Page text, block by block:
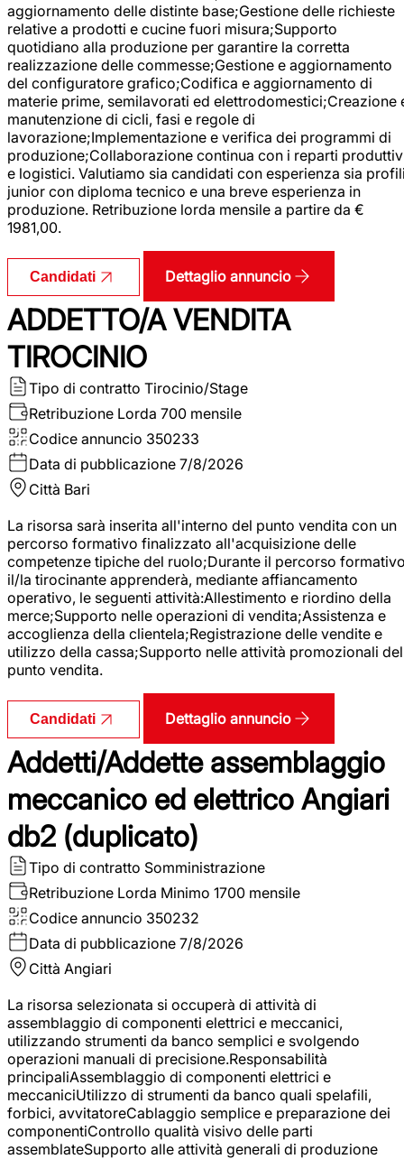
aggiornamento delle distinte base;Gestione delle richieste
relative a prodotti e cucine fuori misura;Supporto
quotidiano alla produzione per garantire la corretta
realizzazione delle commesse;Gestione e aggiornamento
del configuratore grafico;Codifica e aggiornamento di
materie prime, semilavorati ed elettrodomestici;Creazione
manutenzione di cicli, fasi e regole di
lavorazione;Implementazione e verifica dei programmi di
produzione;Collaborazione continua con i reparti
e logistici. Valutiamo sia candidati con esperienza sia
junior con diploma tecnico e una breve esperienza in
produzione. Retribuzione lorda mensile a partire da €
1981,00.
Candidati Dettaglio annuncio
ADDETTO/A VENDITA
TIROCINIO
Tipo di contratto Tirocinio/Stage
Retribuzione Lorda 700 mensile
Codice annuncio 350233
Data di pubblicazione 7/8/2026
Città Bari
La risorsa sarà inserita all'interno del punto vendita con un
percorso formativo finalizzato all'acquisizione delle
competenze tipiche del ruolo;Durante il percorso
il/la tirocinante apprenderà, mediante affiancamento
operativo, le seguenti attività:Allestimento e riordino della
merce;Supporto nelle operazioni di vendita;Assistenza e
accoglienza della clientela;Registrazione delle vendite e
utilizzo della cassa;Supporto nelle attività promozionali del
punto vendita.
Candidati Dettaglio annuncio
Addetti/Addette assemblaggio
meccanico ed elettrico Angiari
db2 (duplicato)
Tipo di contratto Somministrazione
Retribuzione Lorda Minimo 1700 mensile
Codice annuncio 350232
Data di pubblicazione 7/8/2026
Città Angiari
La risorsa selezionata si occuperà di attività di
assemblaggio di componenti elettrici e meccanici,
utilizzando strumenti da banco semplici e svolgendo
operazioni manuali di precisione.Responsabilità
principaliAssemblaggio di componenti elettrici e
meccaniciUtilizzo di strumenti da banco quali spelafili,
forbici, avvitatoreCablaggio semplice e preparazione dei
componentiControllo qualità visivo delle parti
assemblateSupporto alle attività generali di produzione